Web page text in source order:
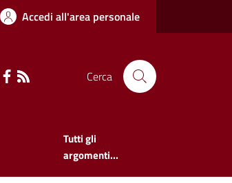
Accedi all'area personale
Cerca
Tutti gli
argomenti...